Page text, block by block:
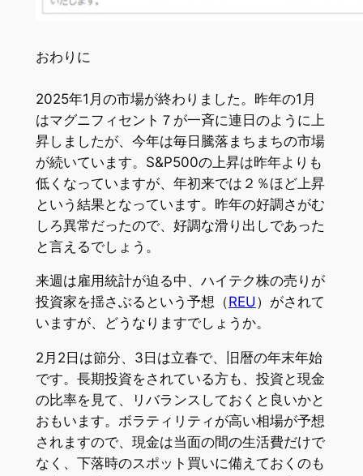
おわりに
2025年1月の市場が終わりました。昨年の1月
はマグニフィセント７が一斉に連日のように上
昇しましたが、今年は毎日騰落まちまちの市場
が続いています。S&P500の上昇は昨年よりも
低くなっていますが、年初来では２％ほど上昇
という結果となっています。昨年の好調さがむ
しろ異常だったので、好調な滑り出しであった
と言えるでしょう。
来週は雇用統計が迫る中、ハイテク株の売りが
投資家を揺さぶるという予想（REU）がされて
いますが、どうなりますでしょうか。
2月2日は節分、3日は立春で、旧暦の年末年始
です。長期投資をされている方も、投資と現金
の比率を見て、リバランスしておくと良いかと
おもいます。ボラティリティが高い相場が予想
されますので、現金は当面の間の生活費だけで
なく、下落時のスポット買いに備えておくのも